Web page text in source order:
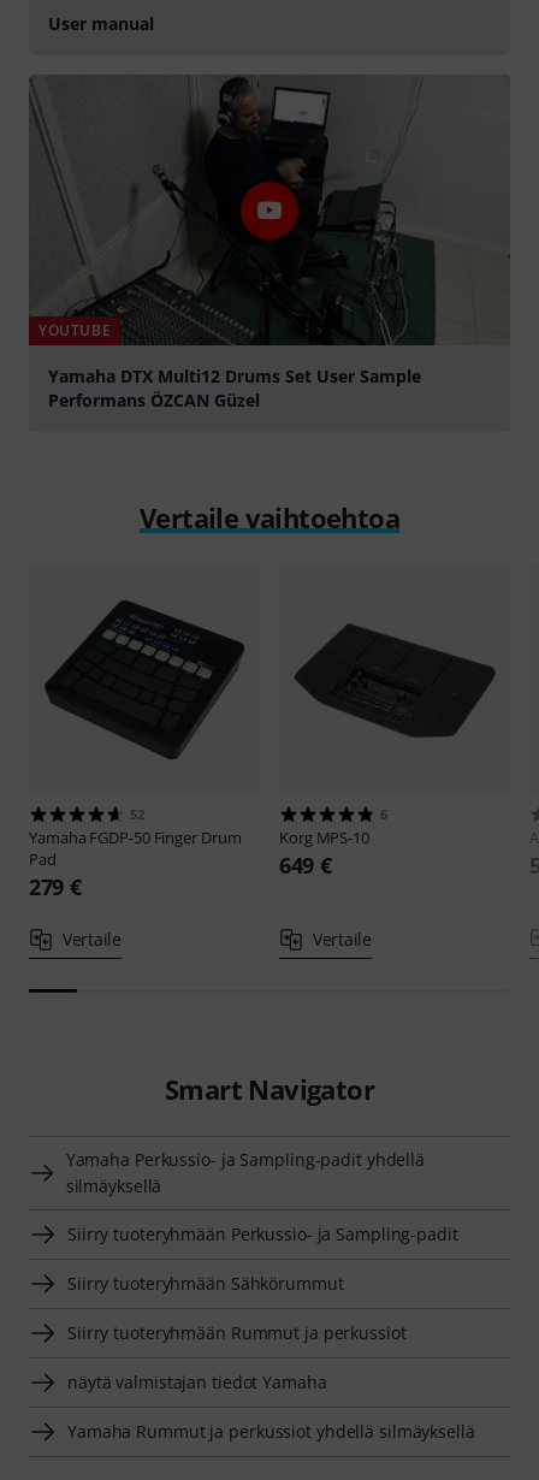
User manual
YOUTUBE
Yamaha DTX Multi12 Drums Set User Sample
Performans ÖZCAN Güzel
Vertaile vaihtoehtoa
52
Yamaha FGDP-50 Finger Drum
Pad
279 €
Vertaile
6
Korg MPS-10
649 €
Vertaile
Smart Navigator
Yamaha Perkussio- ja Sampling-padit yhdellä
silmäyksellä
Siirry tuoteryhmään Perkussio- ja Sampling-padit
Siirry tuoteryhmään Sähkörummut
Siirry tuoteryhmään Rummut ja perkussiot
näytä valmistajan tiedot Yamaha
Yamaha Rummut ja perkussiot yhdellä silmäyksellä